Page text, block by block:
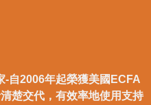
-自2006年起榮獲美國ECFA
楚交代，有效率地使用支持